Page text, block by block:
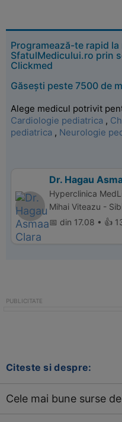
Programează-te rapid
SfatulMedicului.ro prin
Clickmed
Găsești peste 7500 de
Alege medicul potrivit
Cardiologie pediatrica ,
pediatrica , Neurologie
Dr. Hagau
Hyperclinica
Mihai Viteazu -
📅 din 17.08 • 👍
Citeste si despre:
Cele mai bune surse